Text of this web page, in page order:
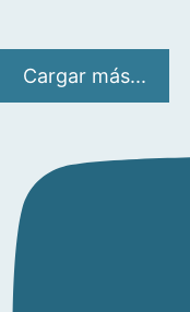
Cargar más...